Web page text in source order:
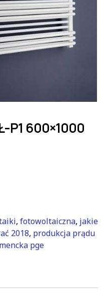
P1 600×1000
, fotowoltaiczna, jakie
2018, produkcja prądu
pge